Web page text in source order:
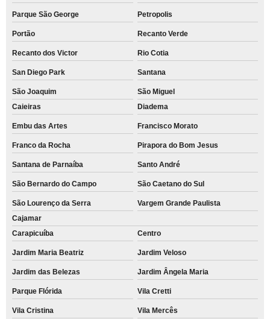
Parque São George Petropolis
Portão Recanto Verde
Recanto dos Victor Rio Cotia
San Diego Park Santana
São Joaquim
São Miguel
Caieiras
Diadema
Embu das Artes Francisco Morato
Franco da Rocha Pirapora do Bom Jesus
Santana de Parnaíba Santo André
São Bernardo do Campo São Caetano do Sul
São Lourenço da Serra
Vargem Grande Paulista
Cajamar
Carapicuíba
Centro
Jardim Maria Beatriz Jardim Veloso
Jardim das Belezas Jardim Ângela Maria
Parque Flórida Vila Cretti
Vila Cristina Vila Mercês